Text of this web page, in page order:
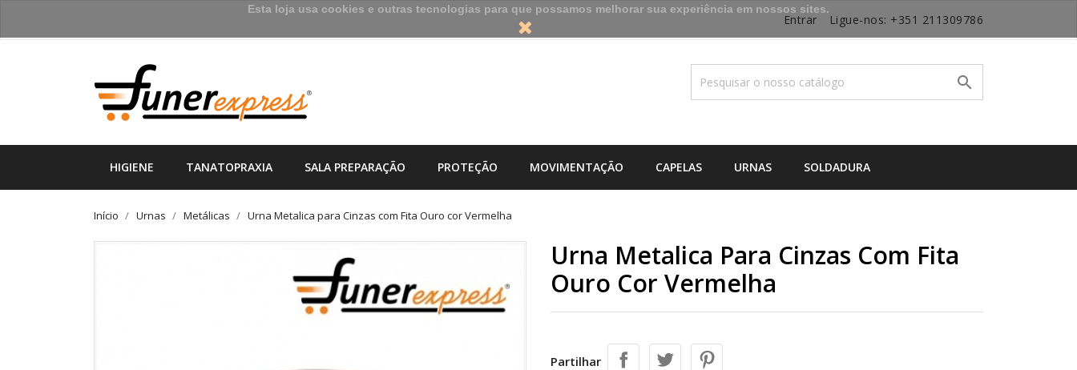
Entrar Ligue-nos: +351 211309786

HIGIENE TANATOPRAXIA SALA PREPARAÇÃO PROTEÇÃO MOVIMENTAÇÃO CAPELAS URNAS SOLDADURA
Início Urnas Metálicas Urna Metalica para Cinzas com Fita Ouro cor Vermelha
Urna Metalica Para Cinzas Com Fita
Ouro Cor Vermelha
Partilhar
Esta loja usa cookies e outras tecnologias para que possamos melhorar sua experiência em nossos sites.